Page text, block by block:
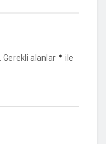
Gerekli alanlar * ile